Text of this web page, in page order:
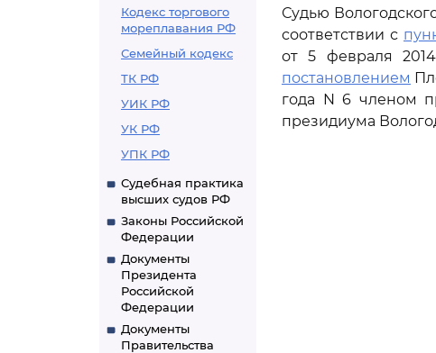
Кодекс торгового
мореплавания РФ
Семейный кодекс
ТК РФ
УИК РФ
УК РФ
УПК РФ
Судебная практика
высших судов РФ
Законы Российской
Федерации
Документы
Президента
Российской
Федерации
Документы
Правительства
Судью
соответствии с
от 5 февраля
постановлением
года N 6 членом
президиума